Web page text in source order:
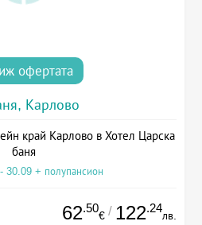
офертата
Карлово
край Карлово в Хотел Царска
баня
30.09 + полупансион
62.50
€ / 122.24
лв.